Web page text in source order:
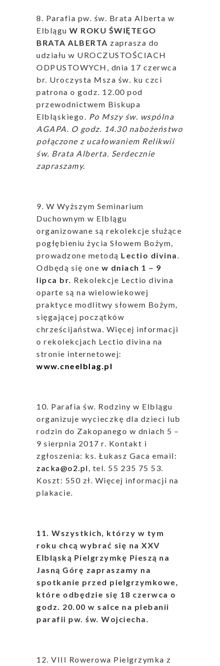
8. Parafia pw. św. Brata Alberta w
Elblągu W ROKU ŚWIĘTEGO
BRATA ALBERTA zaprasza do
udziału w UROCZUSTOŚCIACH
ODPUSTOWYCH, dnia 17 czerwca
br. Uroczysta Msza św. ku czci
patrona o godz. 12.00 pod
przewodnictwem Biskupa
Elbląskiego. Po Mszy św. wspólna
AGAPA. O godz. 14.30 nabożeństwo
połączone z ucałowaniem Relikwii
św. Brata Alberta. Serdecznie
zapraszamy.
9. W Wyższym Seminarium
Duchownym w Elblągu
organizowane są rekolekcje służące
pogłębieniu życia Słowem Bożym,
prowadzone metodą Lectio divina.
Odbędą się one w dniach 1 – 9
lipca br. Rekolekcje Lectio divina
oparte są na wielowiekowej
praktyce modlitwy słowem Bożym,
sięgającej początków
chrześcijaństwa. Więcej informacji
o rekolekcjach Lectio divina na
stronie internetowej:
www.cneelblag.pl
10. Parafia św. Rodziny w Elblągu
organizuje wycieczkę dla dzieci lub
rodzin do Zakopanego w dniach 5 –
9 sierpnia 2017 r. Kontakt i
zgłoszenia: ks. Łukasz Gaca email:
zacka@o2.pl, tel. 55 235 75 53.
Koszt: 550 zł. Więcej informacji na
plakacie.
11. Wszystkich, którzy w tym
roku chcą wybrać się na XXV
Elbląską Pielgrzymkę Pieszą na
Jasną Górę zapraszamy na
spotkanie przed pielgrzymkowe,
które odbędzie się 18 czerwca o
godz. 20.00 w salce na plebanii
parafii pw. św. Wojciecha.
12. VIII Rowerowa Pielgrzymka z